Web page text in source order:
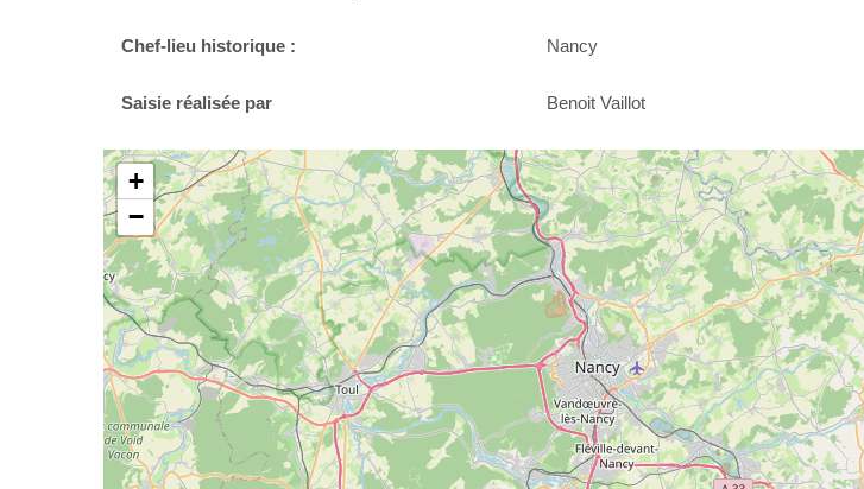
Chef-lieu historique : Nancy
Saisie réalisée par Benoit Vaillot
+
−